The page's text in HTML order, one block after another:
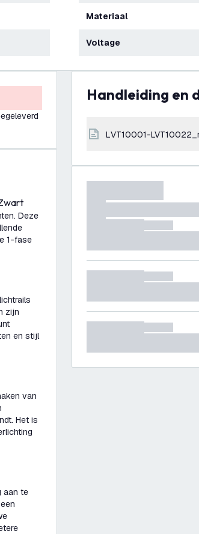
Materiaal
Voltage
Deze
1-fase
zijn
en stijl
van
Het is
aan te
Handleiding en
LVT10001-